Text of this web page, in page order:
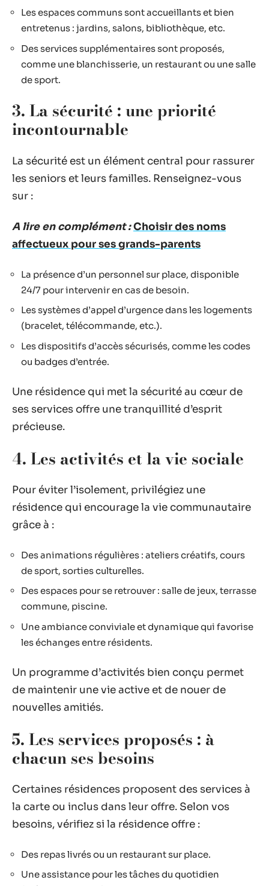
Les espaces communs sont accueillants et bien
entretenus : jardins, salons, bibliothèque, etc.
Des services supplémentaires sont proposés,
comme une blanchisserie, un restaurant ou une salle
de sport.
3. La sécurité : une priorité
incontournable
La sécurité est un élément central pour rassurer
les seniors et leurs familles. Renseignez-vous
sur :
A lire en complément :Choisir des noms
affectueux pour ses grands-parents
La présence d’un personnel sur place, disponible
24/7 pour intervenir en cas de besoin.
Les systèmes d’appel d’urgence dans les logements
(bracelet, télécommande, etc.).
Les dispositifs d’accès sécurisés, comme les codes
ou badges d’entrée.
Une résidence qui met la sécurité au cœur de
ses services offre une tranquillité d’esprit
précieuse.
4. Les activités et la vie sociale
Pour éviter l’isolement, privilégiez une
résidence qui encourage la vie communautaire
grâce à :
Des animations régulières : ateliers créatifs, cours
de sport, sorties culturelles.
Des espaces pour se retrouver : salle de jeux, terrasse
commune, piscine.
Une ambiance conviviale et dynamique qui favorise
les échanges entre résidents.
Un programme d’activités bien conçu permet
de maintenir une vie active et de nouer de
nouvelles amitiés.
5. Les services proposés : à
chacun ses besoins
Certaines résidences proposent des services à
la carte ou inclus dans leur offre. Selon vos
besoins, vérifiez si la résidence offre :
Des repas livrés ou un restaurant sur place.
Une assistance pour les tâches du quotidien